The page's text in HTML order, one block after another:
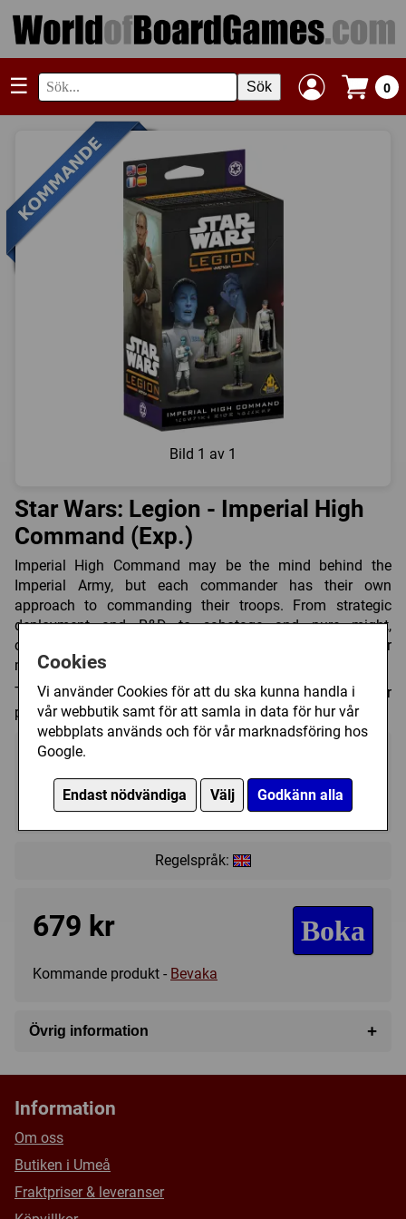
Cookies
Vi använder Cookies för att du ska kunna handla i
vår webbutik samt för att samla in data för hur vår
webbplats används och för vår marknadsföring hos
Google.
Endast nödvändiga Välj Godkänn alla
☰ Sök 0
Bild 1 av 1
Star Wars: Legion - Imperial High
Command (Exp.)
Imperial High Command may be the mind behind the
Imperial Army, but each commander has their own
approach to commanding their troops. From strategic
deployment and R&D to sabotage and pure might,
commanders of the Imperial Army may not agree on their
methods, but they all want to end any rebellion.
This expansion adds 4 new Commander options for
players when building their Galactic Empire Army.
? ? ?
Regelspråk:
679 kr Boka
Kommande produkt - Bevaka
Övrig information +
Kategori: Science Fiction
Tillverkare:
Försälj. rank:
Information
Om oss
Butiken i Umeå
Fraktpriser & leveranser